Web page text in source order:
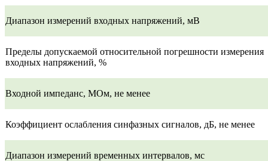
Диапазон измерений входных напряжений, мВ
Пределы допускаемой относительной погрешности измерения
входных напряжений, %
Входной импеданс, МОм, не менее
Коэффициент ослабления синфазных сигналов, дБ, не менее
Диапазон измерений временных интервалов, мс